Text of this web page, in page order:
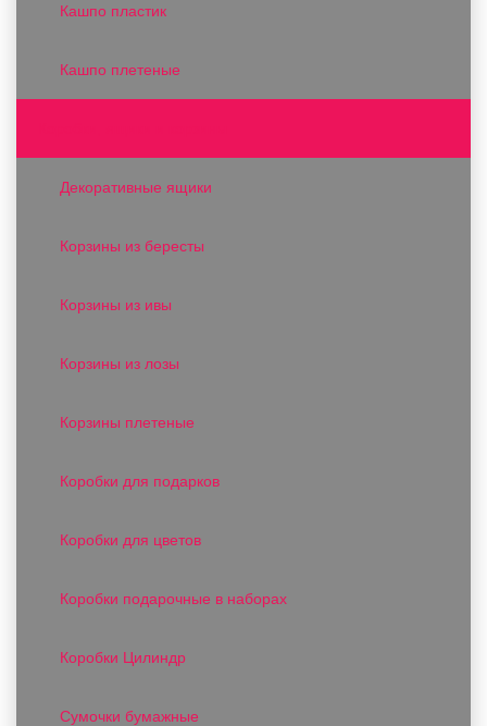
Кашпо пластик
Кашпо плетеные
Декоративные ящики
Корзины из бересты
Корзины из ивы
Корзины из лозы
Корзины плетеные
Коробки для подарков
Коробки для цветов
Коробки подарочные в наборах
Коробки Цилиндр
Сумочки бумажные